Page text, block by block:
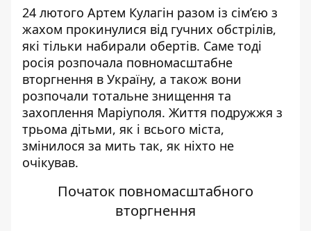
24 лютого Артем Кулагін разом із сім’єю з
жахом прокинулися від гучних обстрілів,
які тільки набирали обертів. Саме тоді
росія розпочала повномасштабне
вторгнення в Україну, а також вони
розпочали тотальне знищення та
захоплення Маріуполя. Життя подружжя з
трьома дітьми, як і всього міста,
змінилося за мить так, як ніхто не
очікував.
Початок повномасштабного
вторгнення